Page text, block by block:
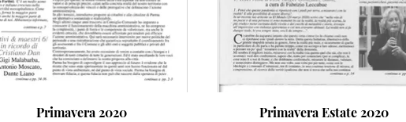
Primavera 2020 Primavera Estate 2020